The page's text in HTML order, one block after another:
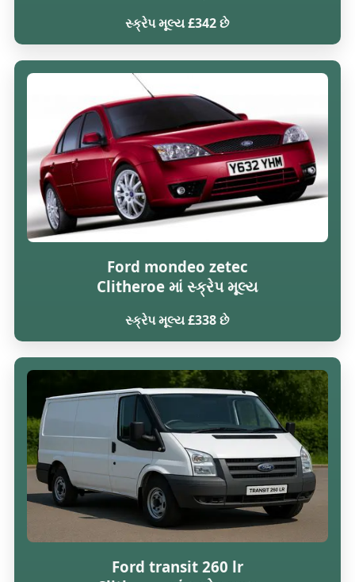
સ્ક્રેપ મૂલ્ય £342 છે
Ford mondeo zetec
Clitheroe માં સ્ક્રેપ મૂલ્ય
સ્ક્રેપ મૂલ્ય £338 છે
Ford transit 260 lr